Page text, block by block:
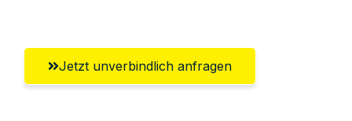
Jetzt unverbindlich anfragen